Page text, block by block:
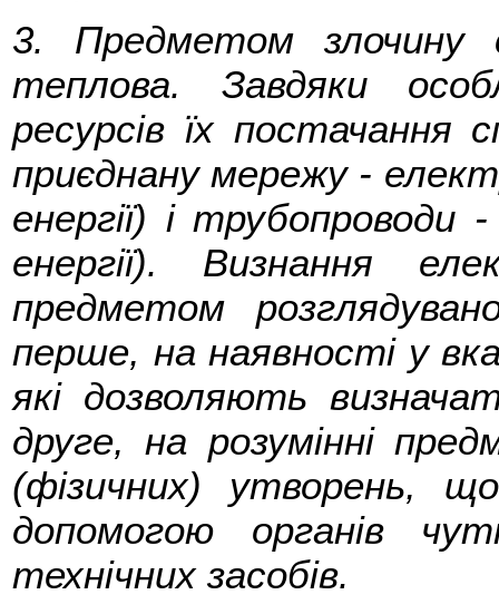
3. Предметом злочину
теплова. Завдяки
ресурсів їх постачання
приєднану мережу -
енергії) і
енергії). Визнання
предметом
перше, на наявності у
які дозволяють
друге, на розумінні
(фізичних) утворень,
допомогою органів
технічних засобів.